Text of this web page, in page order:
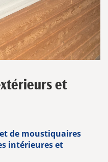
et
de moustiquaires
intérieures et